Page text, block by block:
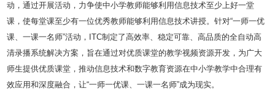
动，通过开展活动，力争使中小学教师能够利用信息技术至少上好一堂
课，使每堂课至少有一位优秀教师能够利用信息技术讲授。针对“一师一优
课、一课一名师”活动，ITC制定了高效率、稳定可靠、高品质的全自动高
清录播系统解决方案，旨在通过对优质课堂的教学视频资源开发，为广大
师生提供优质课堂，推动信息技术和数字教育资源在中小学教学中合理有
效应用和深度融合，让“一师一优课、一课一名师”成为现实。